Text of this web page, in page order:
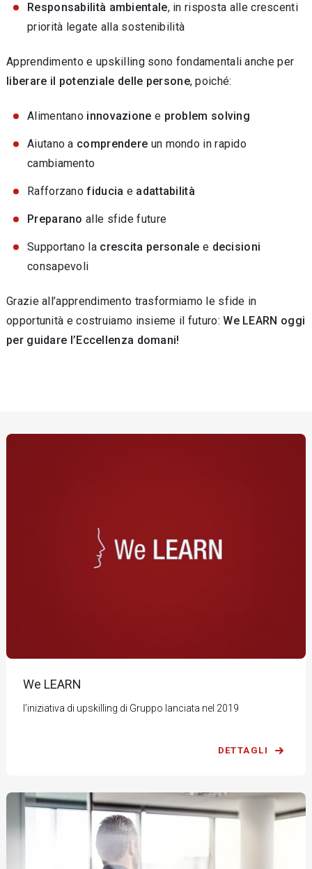
Responsabilità ambientale, in risposta alle crescenti
priorità legate alla sostenibilità
Apprendimento e upskilling sono fondamentali anche per
liberare il potenziale delle persone, poiché:
Alimentano innovazione e problem solving
Aiutano a comprendere un mondo in rapido
cambiamento
Rafforzanofiducia e adattabilità
Preparano alle sfide future
Supportano la crescita personale e decisioni
consapevoli
Grazie all’apprendimento trasformiamo le sfide in
opportunità e costruiamo insieme il futuro:We LEARN oggi
per guidare l’Eccellenza domani!
We LEARN
l’iniziativa di upskilling di Gruppo lanciata nel 2019
DETTAGLI